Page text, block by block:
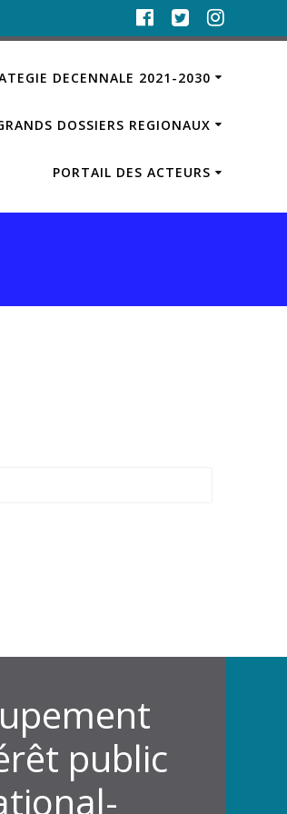
DECENNALE 2021-2030
DOSSIERS REGIONAUX
PORTAIL DES ACTEURS
public